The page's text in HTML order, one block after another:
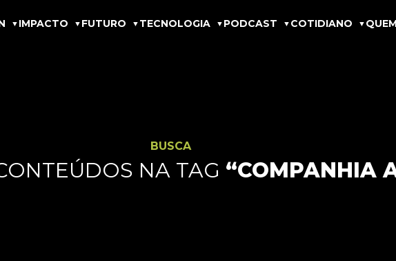
IMPACTO FUTURO TECNOLOGIA PODCAST COTIDIANO
BUSCA
NA TAG “COMPANHIA